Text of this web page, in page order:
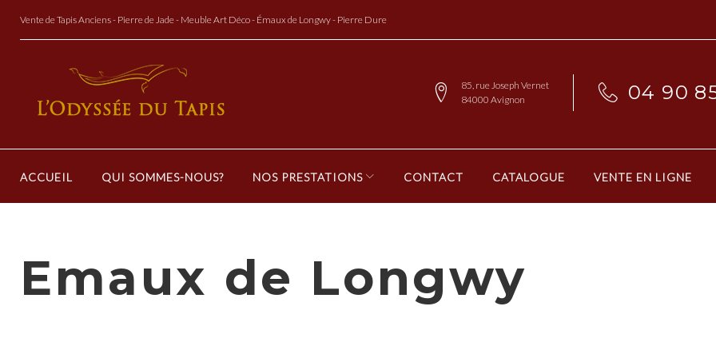
Vente de Tapis Anciens - Pierre de Jade - Meuble Art Déco - Émaux de Longwy - Pierre Dure
85, rue Joseph Vernet
84000 Avignon
04 90
ACCUEIL QUI SOMMES-NOUS? NOS PRESTATIONS CONTACT CATALOGUE VENTE EN LIGNE
Emaux de Longwy